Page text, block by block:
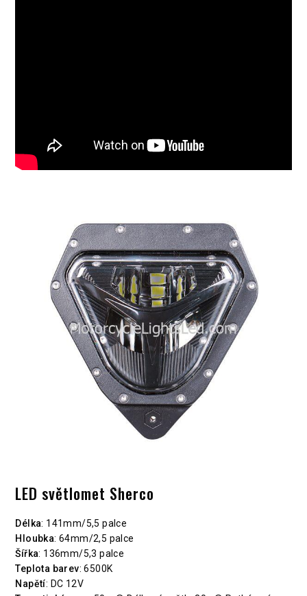
LED světlomet Sherco
Délka: 141mm/5,5 palce
Hloubka: 64mm/2,5 palce
Šířka: 136mm/5,3 palce
Teplota barev: 6500K
Napětí: DC 12V